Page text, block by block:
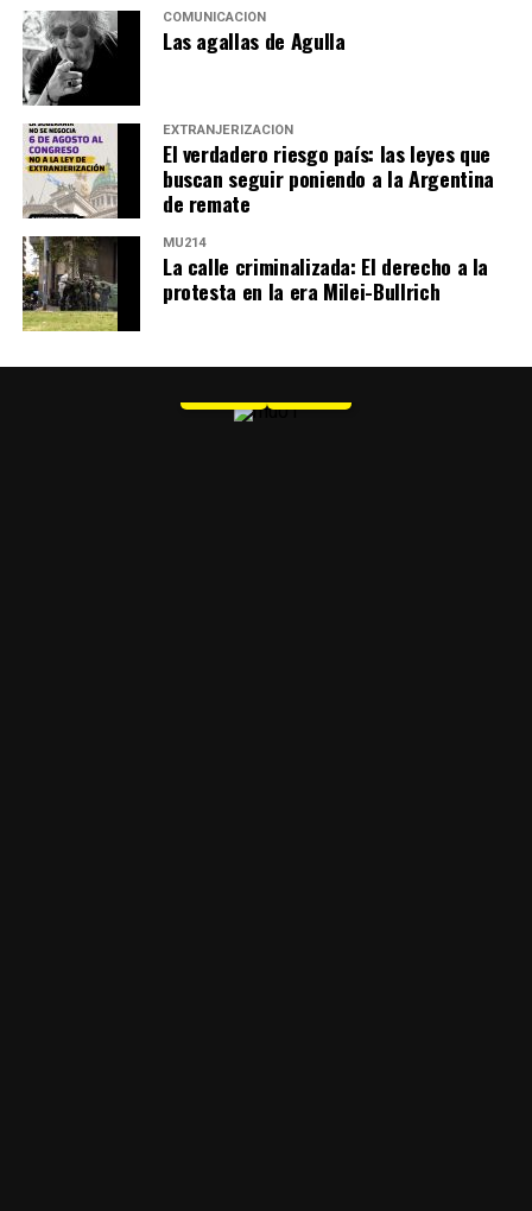
COMUNICACIÓN
Las agallas de Agulla
EXTRANJERIZACIÓN
El verdadero riesgo país: las leyes que
buscan seguir poniendo a la Argentina
de remate
MU214
La calle criminalizada: El derecho a la
protesta en la era Milei-Bullrich